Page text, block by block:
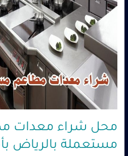
محل شراء معدات
مستعملة بالرياض
أبو
العز
0560485279